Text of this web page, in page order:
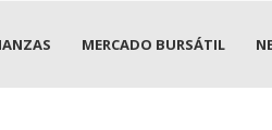
MERCADO BURSÁTIL